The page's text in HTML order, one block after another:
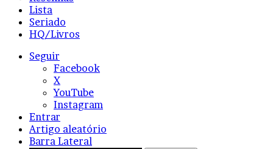
Lista
Seriado
HQ/Livros
Seguir
Facebook
X
YouTube
Instagram
Entrar
Artigo aleatório
Barra Lateral